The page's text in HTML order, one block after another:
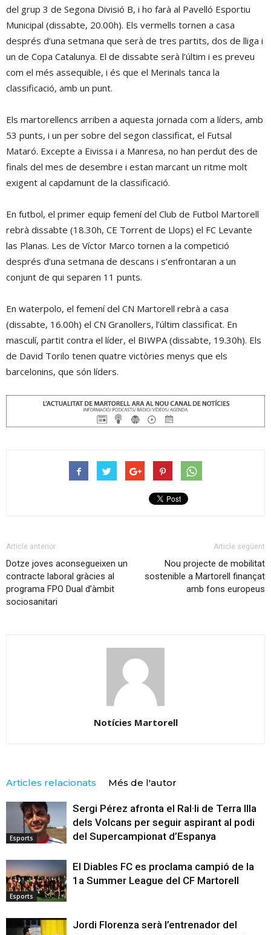
del grup 3 de Segona Divisió B, i ho farà al Pavelló Esportiu
Municipal (dissabte, 20.00h). Els vermells tornen a casa
després d’una setmana que serà de tres partits, dos de lliga i
un de Copa Catalunya. El de dissabte serà l’últim i es preveu
com el més assequible, i és que el Merinals tanca la
classificació, amb un punt.
Els martorellencs arriben a aquesta jornada com a líders, amb
53 punts, i un per sobre del segon classificat, el Futsal
Mataró. Excepte a Eivissa i a Manresa, no han perdut des de
finals del mes de desembre i estan marcant un ritme molt
exigent al capdamunt de la classificació.
En futbol, el primer equip femení del Club de Futbol Martorell
rebrà dissabte (18.30h, CE Torrent de Llops) el FC Levante
las Planas. Les de Víctor Marco tornen a la competició
després d’una setmana de descans i s’enfrontaran a un
conjunt de qui separen 11 punts.
En waterpolo, el femení del CN Martorell rebrà a casa
(dissabte, 16.00h) el CN Granollers, l’últim classificat. En
masculí, partit contra el líder, el BIWPA (dissabte, 19.30h). Els
de David Torilo tenen quatre victòries menys que els
barcelonins, que són líders.
Article anterior
Dotze joves aconsegueixen un
contracte laboral gràcies al
programa FPO Dual d’àmbit
sociosanitari
Article següent
Nou projecte de mobilitat
sostenible a Martorell finançat
amb fons europeus
Notícies Martorell
Articles relacionats Més de l'autor
Esports
Sergi Pérez afronta el Ral·li de Terra Illa
dels Volcans per seguir aspirant al podi
del Supercampionat d’Espanya
Esports
El Diables FC es proclama campió de la
1a Summer League del CF Martorell
Jordi Florenza serà l’entrenador del